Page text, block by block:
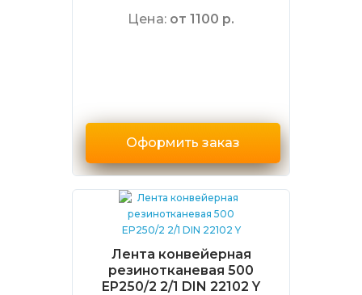
Цена: от 1100 р.
Оформить заказ
Лента конвейерная
резинотканевая 500
EP250/2 2/1 DIN 22102 Y